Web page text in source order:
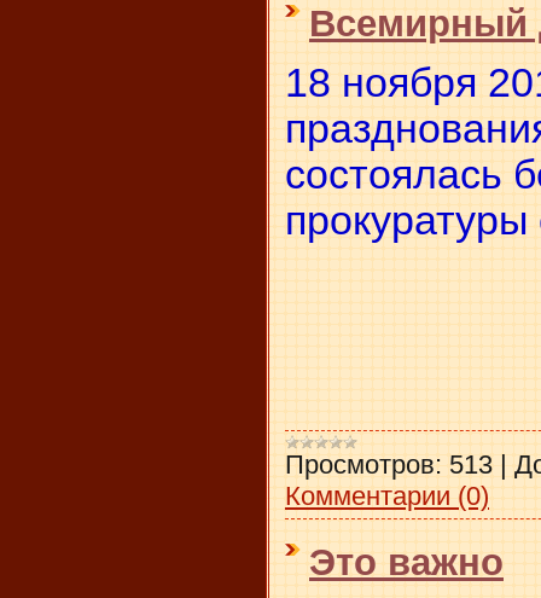
Всемирный
18 ноября
состоялась
Просмотров: 513 |
Комментарии (0)
Это важно